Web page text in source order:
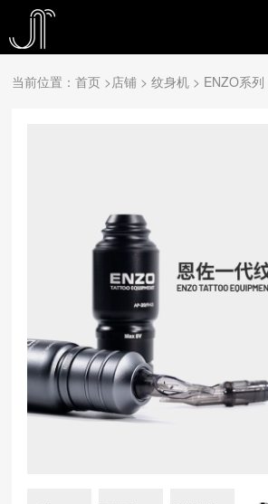
当前位置：首页 >店铺 > 纹身机 > ENZO系列